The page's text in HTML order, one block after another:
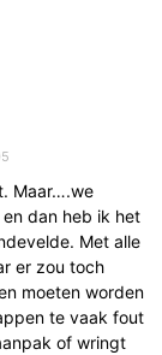
Maar….we
dan heb ik het
Met alle
er zou toch
moeten worden
te vaak fout
of wringt